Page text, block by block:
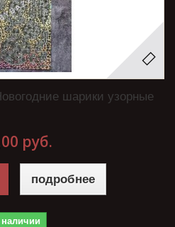
шарики узорные
руб.
подробнее
наличии